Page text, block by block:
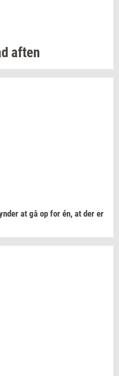
aften
at gå op for én, at der er